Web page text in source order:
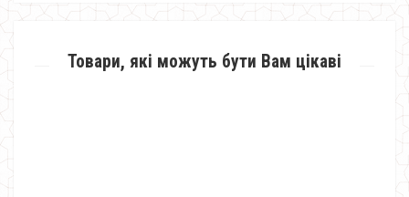
Товари, які можуть бути Вам цікаві